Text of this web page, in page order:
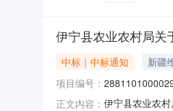
伊宁县农业农村局关
中标｜中标通知 新疆
项目编号：
正文内容： 伊宁县农业农